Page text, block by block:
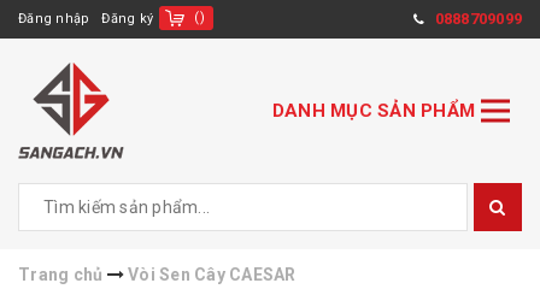
Đăng nhập Đăng ký () 0888709099
DANH MỤC SẢN PHẨM
Trang chủ Vòi Sen Cây CAESAR